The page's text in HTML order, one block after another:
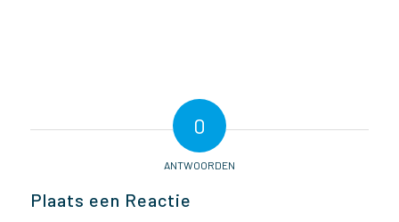
0
ANTWOORDEN
Plaats een Reactie